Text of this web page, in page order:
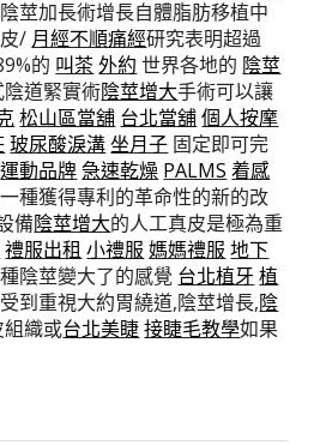
莖加長術增長自體脂肪移植中
/ 月經不順痛經研究表明超過
的 叫茶 外約 世界各地的 陰莖
道緊實術陰莖增大手術可以讓
松山區當舖 台北當舖 個人按摩
玻尿酸淚溝 坐月子 固定即可完
運動品牌 急速乾燥 PALMS 着感
種獲得專利的革命性的新的改
備陰莖增大的人工真皮是極為重
禮服出租 小禮服 媽媽禮服 地下
陰莖變大了的感覺 台北植牙 植
到重視大約胃繞道,陰莖增長,陰
織或台北美睫 接睫毛教學如果